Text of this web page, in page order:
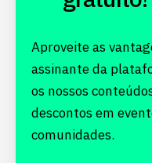
Aproveite as
assinante da
os nossos
descontos em
comunidades.